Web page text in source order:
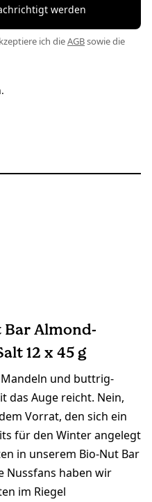
werden
ich dieAGBsowie die
Bar Almond-
12 x 45 g
Mandeln und buttrig-
das Auge reicht. Nein,
Vorrat, den sich ein
für den Winter angelegt
in unserem Bio-Nut Bar
Nussfans haben wir
im Riegel